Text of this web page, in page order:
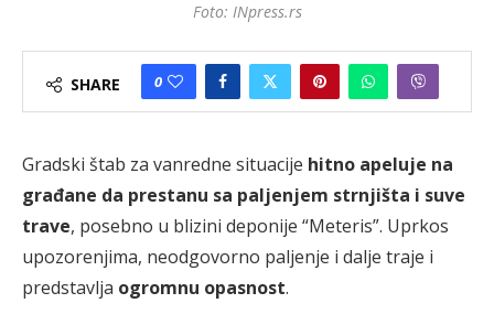
Foto: INpress.rs
SHARE 0
Gradski štab za vanredne situacije hitno apeluje na
građane da prestanu sa paljenjem strnjišta i suve
trave, posebno u blizini deponije “Meteris”. Uprkos
upozorenjima, neodgovorno paljenje i dalje traje i
predstavlja ogromnu opasnost.